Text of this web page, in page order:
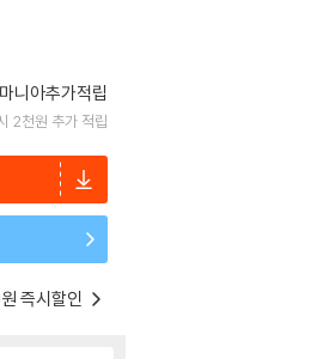
마니아추가적립
2천원 추가 적립
즉시할인